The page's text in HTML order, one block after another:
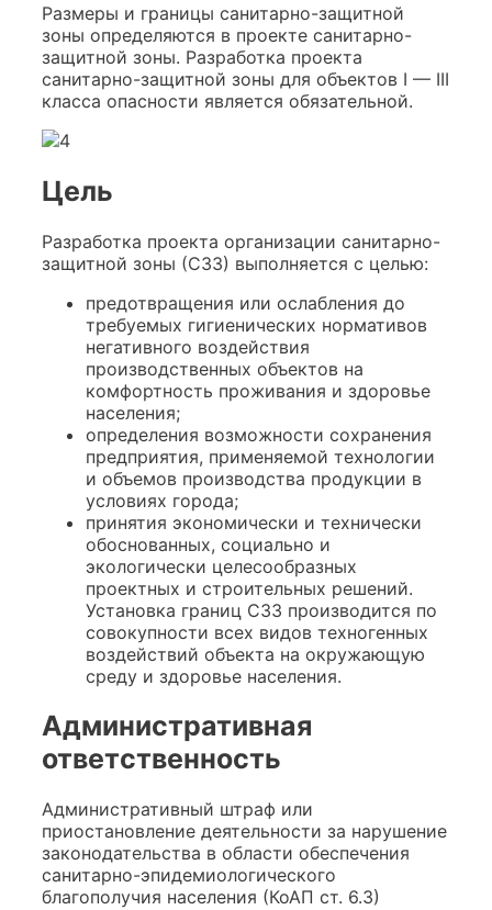
Размеры и границы санитарно-защитной
зоны определяются в проекте санитарно-
защитной зоны. Разработка проекта
санитарно-защитной зоны для объектов I — III
класса опасности является обязательной.
Цель
Разработка проекта организации санитарно-
защитной зоны (СЗЗ) выполняется с целью:
предотвращения или ослабления до
требуемых гигиенических нормативов
негативного воздействия
производственных объектов на
комфортность проживания и здоровье
населения;
определения возможности сохранения
предприятия, применяемой технологии
и объемов производства продукции в
условиях города;
принятия экономически и технически
обоснованных, социально и
экологически целесообразных
проектных и строительных решений.
Установка границ СЗЗ производится по
совокупности всех видов техногенных
воздействий объекта на окружающую
среду и здоровье населения.
Административная
ответственность
Административный штраф или
приостановление деятельности за нарушение
законодательства в области обеспечения
санитарно-эпидемиологического
благополучия населения (КоАП ст. 6.3)